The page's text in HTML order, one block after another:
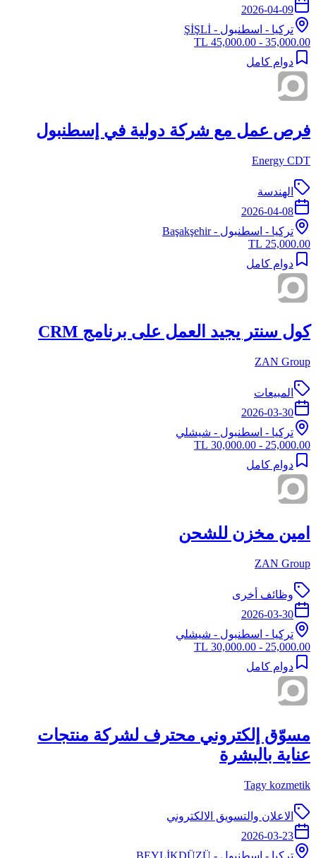
2026-04-09
تركيا - اسطنبول - ŞİŞLİ
35,000.00 - 45,000.00 TL
دوام كامل
فرص عمل مع شركة دولية في إسطنبول
Energy CDT
الهندسة
2026-04-08
تركيا - اسطنبول - Başakşehir
25,000.00 TL
دوام كامل
كول سنتر يجيد العمل على برنامج CRM
ZAN Group
المبيعات
2026-03-30
تركيا - اسطنبول - شيشلي
25,000.00 - 30,000.00 TL
دوام كامل
امين مخزن للشحن
ZAN Group
وظائف أخرى
2026-03-30
تركيا - اسطنبول - شيشلي
25,000.00 - 30,000.00 TL
دوام كامل
مسوّق إلكتروني محترف لشركة منتجات
عناية بالبشرة
Tagy kozmetik
الاعلان والتسويق الالكتروني
2026-03-23
تركيا - اسطنبول - BEYLİKDÜZÜ